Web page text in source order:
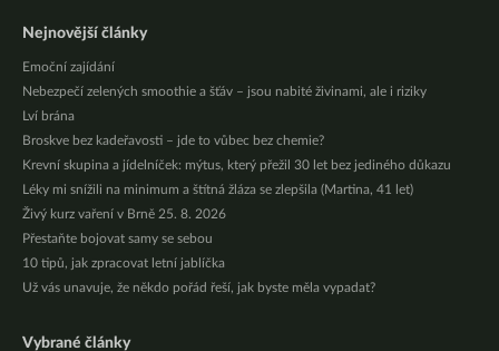
Nejnovější články
Emoční zajídání
Nebezpečí zelených smoothie a šťáv – jsou nabité živinami, ale i riziky
Lví brána
Broskve bez kadeřavosti – jde to vůbec bez chemie?
Krevní skupina a jídelníček: mýtus, který přežil 30 let bez jediného důkazu
Léky mi snížili na minimum a štítná žláza se zlepšila (Martina, 41 let)
Živý kurz vaření v Brně 25. 8. 2026
Přestaňte bojovat samy se sebou
10 tipů, jak zpracovat letní jablíčka
Už vás unavuje, že někdo pořád řeší, jak byste měla vypadat?
Vybrané články